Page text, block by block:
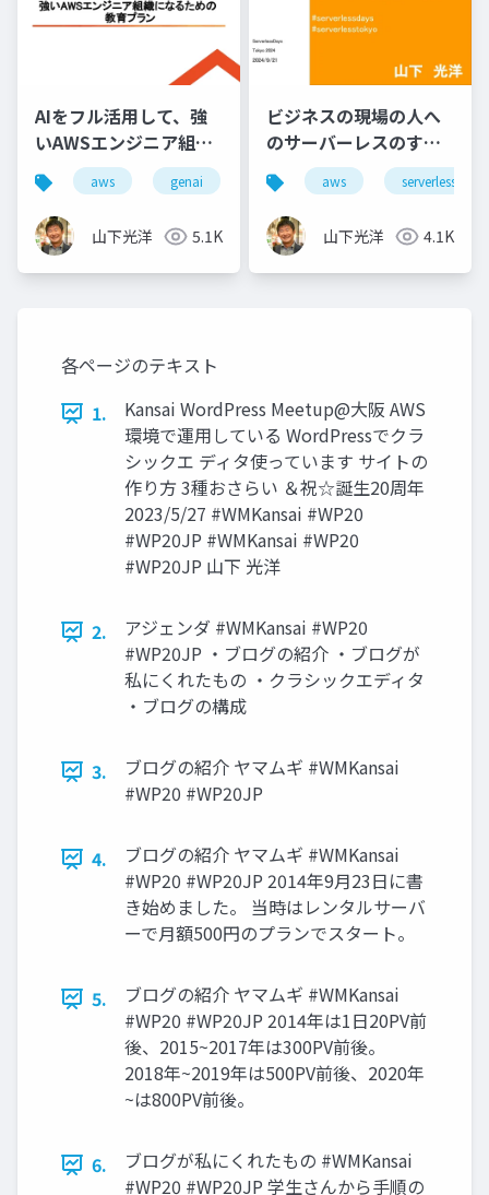
AIをフル活用して、強
いAWSエンジニア組織
になるための教育プラ
ン
aws genai
山下光洋 5.1K
ビジネスの現場の人へ
のサーバーレスのすす
め
aws serverless
山下光洋 4.1K
各ページのテキスト
1.
Kansai WordPress Meetup@大阪 AWS
環境で運用している WordPressでクラ
シックエ ディタ使っています サイトの
作り方 3種おさらい ＆祝☆誕生20周年
2023/5/27 #WMKansai #WP20
#WP20JP #WMKansai #WP20
#WP20JP 山下 光洋
2.
アジェンダ #WMKansai #WP20
#WP20JP ・ブログの紹介 ・ブログが
私にくれたもの ・クラシックエディタ
・ブログの構成
3.
ブログの紹介 ヤマムギ #WMKansai
#WP20 #WP20JP
4.
ブログの紹介 ヤマムギ #WMKansai
#WP20 #WP20JP 2014年9月23日に書
き始めました。 当時はレンタルサーバ
ーで月額500円のプランでスタート。
5.
ブログの紹介 ヤマムギ #WMKansai
#WP20 #WP20JP 2014年は1日20PV前
後、2015~2017年は300PV前後。
2018年~2019年は500PV前後、2020年
~は800PV前後。
6.
ブログが私にくれたもの #WMKansai
#WP20 #WP20JP 学生さんから手順の